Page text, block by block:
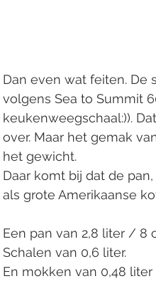
Dan even wat feiten. De
volgens Sea to Summit
keukenweegschaal:)).
over. Maar het gemak
het gewicht.
Daar komt bij dat de
als grote Amerikaanse
Een pan van 2,8 liter / 8
Schalen van 0,6 liter.
En mokken van 0,48